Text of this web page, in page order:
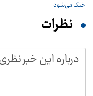
نظرات